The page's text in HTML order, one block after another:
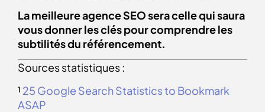
La meilleure agence SEO sera celle qui saura
vous donner les clés pour comprendre les
subtilités du référencement.
Sources statistiques :
¹ 25 Google Search Statistics to Bookmark
ASAP